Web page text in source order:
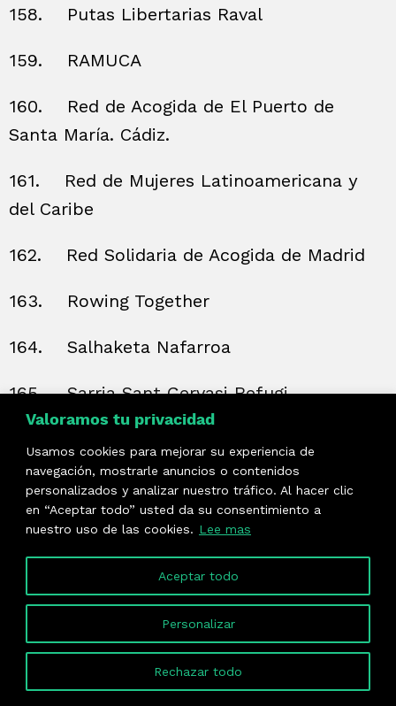
Valoramos tu privacidad
Usamos cookies para mejorar su experiencia de
navegación, mostrarle anuncios o contenidos
personalizados y analizar nuestro tráfico. Al hacer clic
en “Aceptar todo” usted da su consentimiento a
nuestro uso de las cookies. Lee mas
Personalizar
Rechazar todo
Aceptar todo
158. Putas Libertarias Raval
159. RAMUCA
160.
Red de Acogida de El Puerto de
Santa María. Cádiz.
161.
Red de Mujeres Latinoamericana y
del Caribe
162. Red Solidaria de Acogida de Madrid
163. Rowing Together
164. Salhaketa Nafarroa
165. Sarria Sant Gervasi Refugi
167. SODEPAU
168. Sodepaz Euskal Herria
SOLIVE – Solidaridad Vedruna
Sorginenea-Gasteizko Emakumeen
Etxea Elkartea
171. SOS Racisme Catalunya